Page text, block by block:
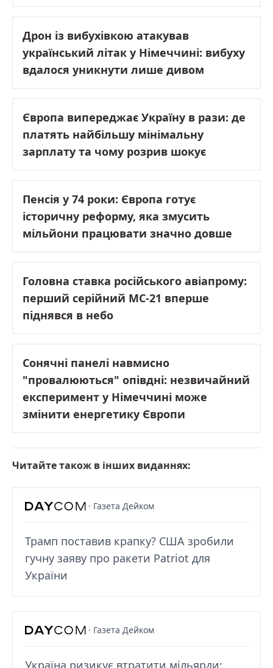
Дрон із вибухівкою атакував
український літак у Німеччині: вибуху
вдалося уникнути лише дивом
Європа випереджає Україну в рази: де
платять найбільшу мінімальну
зарплату та чому розрив шокує
Пенсія у 74 роки: Європа готує
історичну реформу, яка змусить
мільйони працювати значно довше
Головна ставка російського авіапрому:
перший серійний МС-21 вперше
піднявся в небо
Сонячні панелі навмисно
"провалюються" опівдні: незвичайний
експеримент у Німеччині може
змінити енергетику Європи
Читайте також в інших виданнях:
· Газета Дейком
Трамп поставив крапку? США зробили
гучну заяву про ракети Patriot для
України
· Газета Дейком
Україна ризикує втратити мільярди: